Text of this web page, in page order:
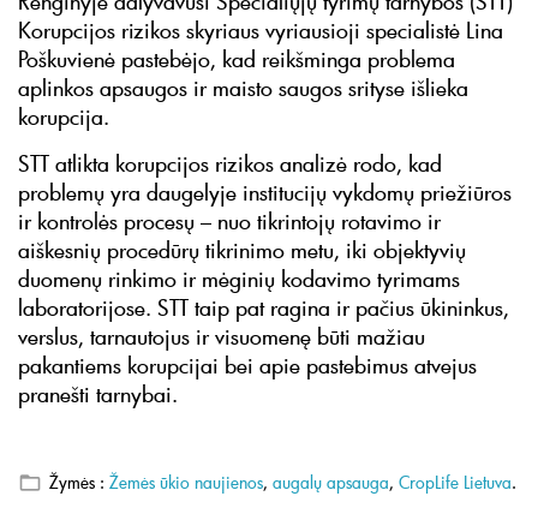
Korupcijos rizikos skyriaus vyriausioji specialistė Lina
Poškuvienė pastebėjo, kad reikšminga problema
aplinkos apsaugos ir maisto saugos srityse išlieka
korupcija.
STT atlikta korupcijos rizikos analizė rodo, kad
problemų yra daugelyje institucijų vykdomų priežiūros
ir kontrolės procesų – nuo tikrintojų rotavimo ir
aiškesnių procedūrų tikrinimo metu, iki objektyvių
duomenų rinkimo ir mėginių kodavimo tyrimams
laboratorijose. STT taip pat ragina ir pačius ūkininkus,
verslus, tarnautojus ir visuomenę būti mažiau
pakantiems korupcijai bei apie pastebimus atvejus
pranešti tarnybai.
Žymės : Žemės ūkio naujienos, augalų apsauga, CropLife Lietuva.